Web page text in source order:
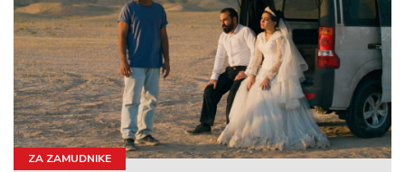
ZA ZAMUDNIKE